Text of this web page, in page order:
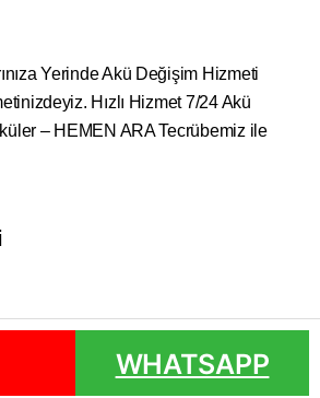
WHATSAPP
Yerinde Akü Değişim Hizmeti
Hızlı Hizmet 7/24 Akü
– HEMEN ARA Tecrübemiz ile
© 2022 | Vasi Web Tasarım
WHATSAPP